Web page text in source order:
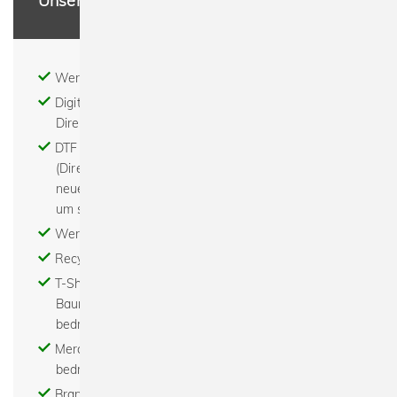
Werbeartikel - Textildruck - Stick
Digitaldruck - Print on demand - DTG (digitaler
Direktdruck)
DTF - Digital to Film - Digital to Foil - der DTF
(Direct To Film) Transferdruck ist eine komplett
neue Technologie für Bilder, Texte oder Grafiken
um sie auf fast alle Textilien zu transferieren
Werbemittel bedrucken - Abishirts bedrucken
Recycled - Bio - Fair - Nachhaltig
T-Shirts bedrucken - Hoodies bedrucken -
Baumwolltaschen bedrucken - Turnbeutel
bedrucken
Merchandise bedrucken - Tour merchandise
bedrucken